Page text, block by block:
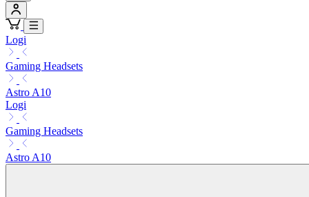
Logi
Gaming Headsets
Astro A10
Logi
Gaming Headsets
Astro A10